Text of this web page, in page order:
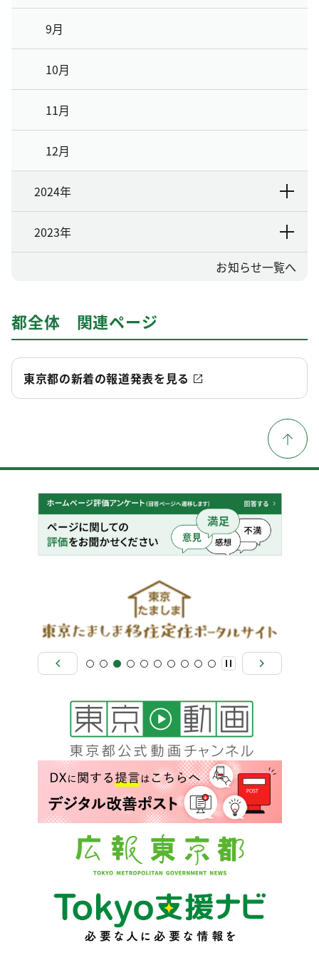
9月
10月
11月
12月
2024年
2023年
お知らせ一覧へ
都全体 関連ページ
東京都の新着の報道発表を見る